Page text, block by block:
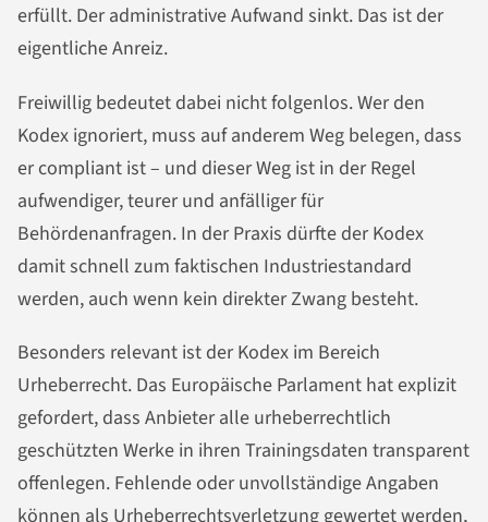
erfüllt. Der administrative Aufwand sinkt. Das ist der
eigentliche Anreiz.
Freiwillig bedeutet dabei nicht folgenlos. Wer den
Kodex ignoriert, muss auf anderem Weg belegen, dass
er compliant ist – und dieser Weg ist in der Regel
aufwendiger, teurer und anfälliger für
Behördenanfragen. In der Praxis dürfte der Kodex
damit schnell zum faktischen Industriestandard
werden, auch wenn kein direkter Zwang besteht.
Besonders relevant ist der Kodex im Bereich
Urheberrecht. Das Europäische Parlament hat explizit
gefordert, dass Anbieter alle urheberrechtlich
geschützten Werke in ihren Trainingsdaten transparent
offenlegen. Fehlende oder unvollständige Angaben
können als Urheberrechtsverletzung gewertet werden,